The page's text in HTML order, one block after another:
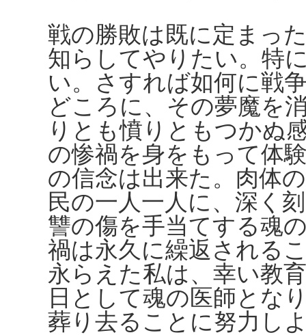
戦の勝敗は既に定まっ
知らしてやりたい。特
い。さすれば如何に戦
どころに、その夢魔を
りとも憤りともつかぬ
の惨禍を身をもって体
の信念は出来た。肉体
民の一人一人に、深く
讐の傷を手当てする魂
禍は永久に繰返される
永らえた私は、幸い教
日として魂の医師とな
葬り去ることに努力し